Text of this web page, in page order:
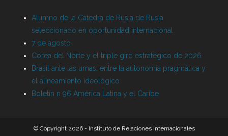
Alumno de la Cátedra de Rusia de Rusia
seleccionado en oportunidad internacional
7 de agosto
Corea del Norte y el triple giro estratégico de 2026
Brasil ante las urnas: entre la autonomía pragmática y
el alineamiento ideológico
Boletín n 96 América Latina y el Caribe
© Copyright 2026 - Instituto de Relaciones Internacionales